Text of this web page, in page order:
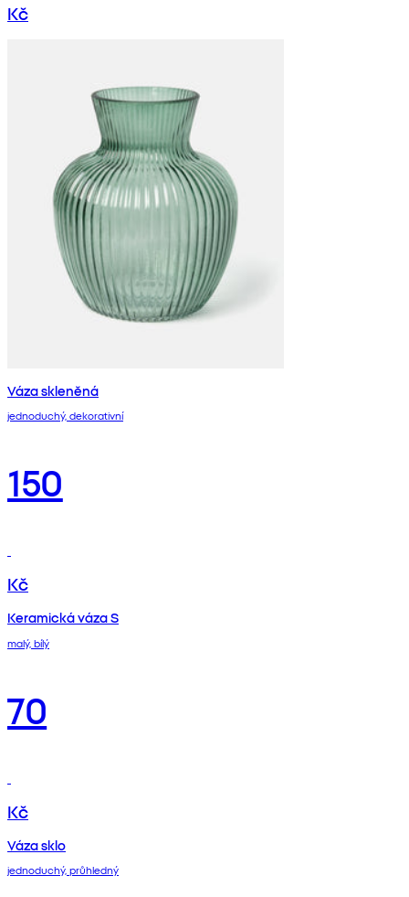
Kč
Váza skleněná
jednoduchý, dekorativní
150
Kč
Keramická váza S
malý, bílý
70
Kč
Váza sklo
jednoduchý, průhledný